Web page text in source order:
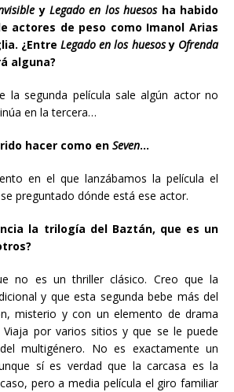
yLegado en los huesosha habido
actores de peso como Imanol Arias
¿Entre Legado en los huesosy Ofrenda
alguna?
la segunda película sale algún actor no
en la tercera…
hacer como en Seven…
en el que lanzábamos la película el
preguntado dónde está ese actor.
la trilogía del Baztán, que es un
no es un thriller clásico. Creo que la
y que esta segunda bebe más del
misterio y con un elemento de drama
por varios sitios y que se le puede
multigénero. No es exactamente un
sí es verdad que la carcasa es la
pero a media película el giro familiar